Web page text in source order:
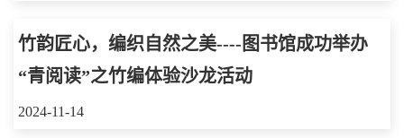
竹韵匠心，编织自然之美----图书馆成功举办
“青阅读”之竹编体验沙龙活动
2024-11-14